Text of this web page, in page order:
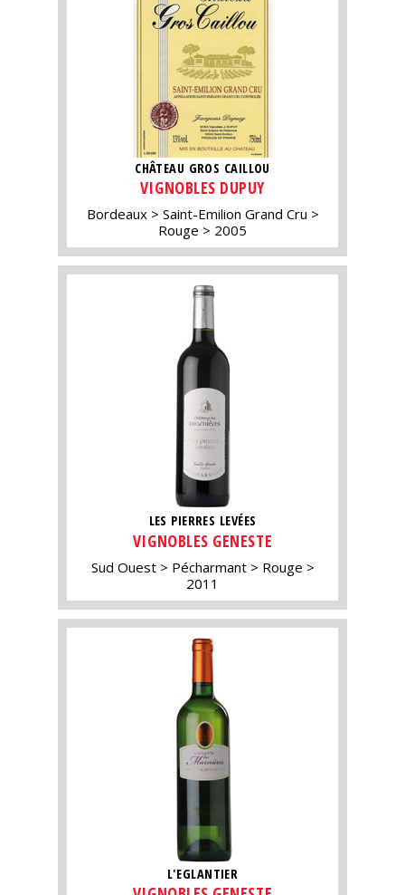
CHÂTEAU GROS CAILLOU
VIGNOBLES DUPUY
Bordeaux
Saint-Emilion Grand Cru
Rouge
2005
LES PIERRES LEVÉES
VIGNOBLES GENESTE
Sud Ouest Pécharmant
Rouge
2011
L'EGLANTIER